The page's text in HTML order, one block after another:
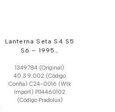
Lanterna Seta S4 S5
S6 – 1995…
1349784 (Original)
40.3.9.002 (Código
Confia) C24-0016 (Wtk
Import) Pl14460102
(Código Pradolux)